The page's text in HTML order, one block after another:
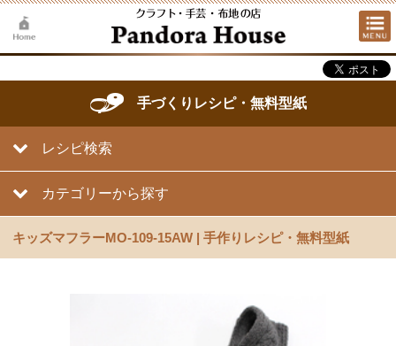
手づくりレシピ・無料型紙
レシピ検索
カテゴリーから探す
キッズマフラーMO-109-15AW | 手作りレシピ・無料型紙